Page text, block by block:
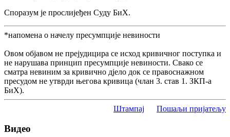
Споразум је прослијеђен Суду БиХ.
*напомена о начелу пресумпције невиности
Овом објавом не прејудицира се исход кривичног поступка и
не нарушава принцип пресумпције невиности. Свако се
сматра невиним за кривично дјело док се правоснажном
пресудом не утврди његова кривица (члан 3. став 1. ЗКП-а
БиХ).
Штампај Пошаљи пријатељу
Видео